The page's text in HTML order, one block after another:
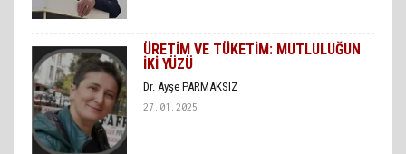
ÜRETİM VE TÜKETİM: MUTLULUĞUN
İKİ YÜZÜ
Dr. Ayşe PARMAKSIZ
27.01.2025